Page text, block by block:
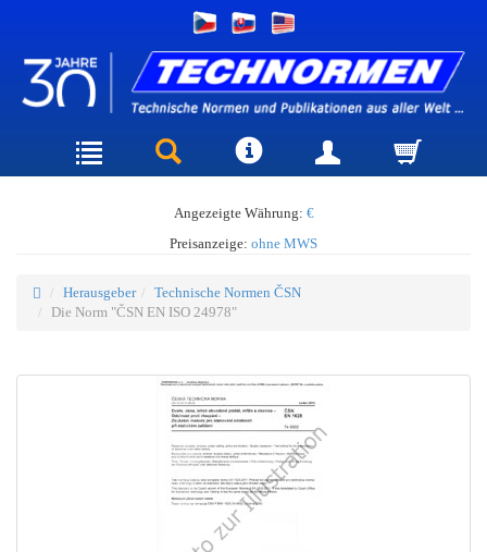
Angezeigte Währung: €
Preisanzeige: ohne MWS
Herausgeber
Technische Normen ČSN
Die Norm "ČSN EN ISO 24978"